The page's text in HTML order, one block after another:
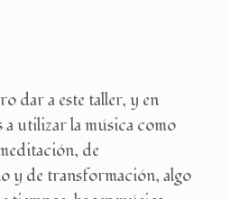
dar a este taller, y en
a utilizar la música como
de
y de transformación, algo